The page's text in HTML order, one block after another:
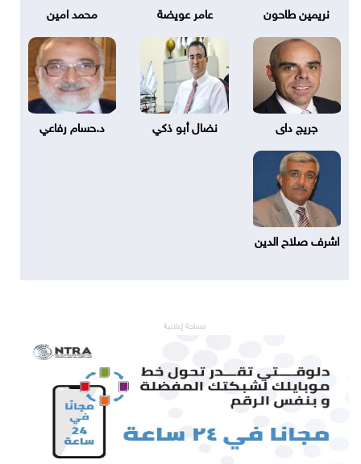
نريمين طاحون عامر عويضة محمد امين
جريج داى نضال أبو ذكي د.حسام رفاعي
اشرف صلاح الدين
مساحة إعلانية